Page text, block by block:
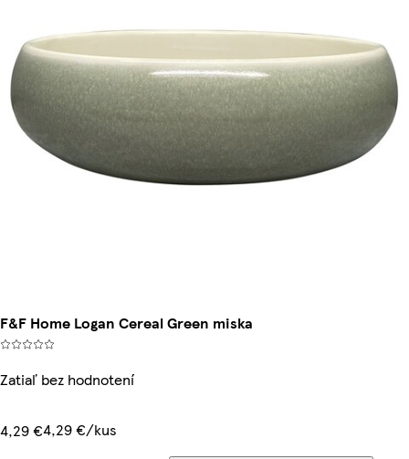
F&F Home Logan Cereal Green miska
Zatiaľ bez hodnotení
4,29 €4,29 €/kus